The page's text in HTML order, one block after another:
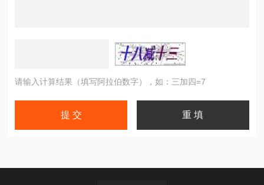
请输入计算结果（填写阿拉伯数字），如：三加四=7